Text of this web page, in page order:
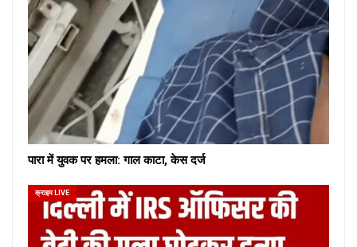
पारा में युवक पर हमला: गाल काटा, केस दर्ज
क्राइम LIVE